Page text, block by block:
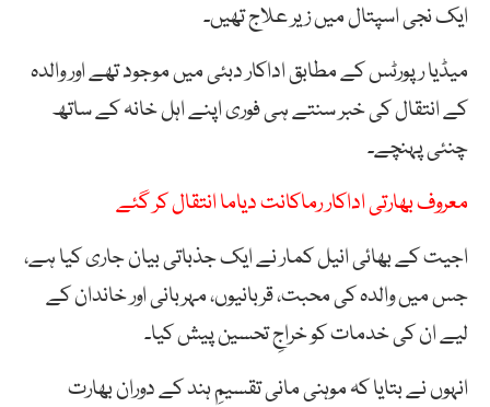
ایک نجی اسپتال میں زیر علاج تھیں۔
میڈیا رپورٹس کے مطابق اداکار دبئی میں موجود تھے اور والدہ
کے انتقال کی خبر سنتے ہی فوری اپنے اہل خانہ کے ساتھ
چنئی پہنچے۔
معروف بھارتی اداکار رماکانت دیاما انتقال کر گئے
اجیت کے بھائی انیل کمار نے ایک جذباتی بیان جاری کیا ہے،
جس میں والدہ کی محبت، قربانیوں، مہربانی اور خاندان کے
لیے ان کی خدمات کو خراجِ تحسین پیش کیا۔
انہوں نے بتایا کہ موہنی مانی تقسیمِ ہند کے دوران بھارت